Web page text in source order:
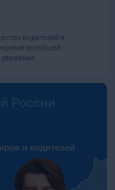
водителей и
всеобщей